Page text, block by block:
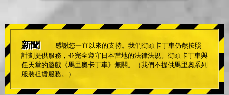
新聞
感謝您一直以來的支持。我們街頭卡丁車仍然按照
計劃提供服務，並完全遵守日本當地的法律法規。街頭卡丁車與
任天堂的遊戲《馬里奧卡丁車》無關。（我們不提供馬里奧系列
服裝租賃服務。）